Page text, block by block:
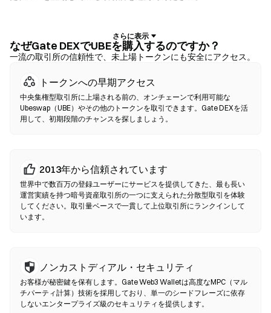
自己保管を重視するユーザー向けです。ノンカストディアルウォ
レットでは、お客様自身が秘密鍵を保有し、ウォレットのインタ
ットは法定通貨オンランプにも対応しており、取引所を経由せず
にクレジットカードでUBEを購入できます。いかなる取引でも、
確認前に必ずシードフレーズをバックアップし、コントラクトア
ドレスを確認してください。
仲介者なしでP2P取引を行います。DEXはスマートコントラクトを
使用してオンチェーンでスワップを実行するため、登録や本人確
認は不要です。互換性のあるウォレットを接続し、トークンペア
を選択し、スリッページ許容値を設定して、スワップを確認して
ください。ガス代が発生し、流動性の深さにより価格が中央集権
なぜGate DEXでUBEを購入するのですか？
一流の取引所の信頼性で、未上場トークンにも安全にアクセス。
トークンへの早期アクセス
中央集権型取引所に上場される前の、オンチェーンで利用可能な
Ubeswap（UBE）やその他のトークンを取引できます。Gate DEXを活
用して、初期段階のチャンスを探しましょう。
2013年から信頼されています
世界中で数百万の登録ユーザーにサービスを提供してきた、最も長い
運営実績を持つ暗号資産取引所の一つに支えられた分散型取引を体験
してください。取引量ベースで一貫して上位取引所にランクインして
います。
ノンカストディアル・セキュリティ
お客様が秘密鍵を保有します。Gate Web3 Walletは高度なMPC（マル
チパーティ計算）技術を採用しており、単一のシードフレーズに依存
しないエンタープライズ級のセキュリティを提供します。